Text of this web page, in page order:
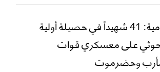
مصادر إعلامية: 41 شهيداً في حصيلة أولية
على معسكري قوات
وحضرموت